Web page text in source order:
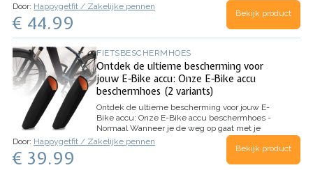
weerbestendige fietshoes, de perfecte oplossing
om je geliefde fiets te beschermen tegen alle…
Door: Happygetfit / Zakelijke pennen
€ 44.99 Bekijk product
FIETSBESCHERMHOES
Ontdek de ultieme bescherming voor
jouw E-Bike accu: Onze E-Bike accu
beschermhoes (2 variants)
Ontdek de ultieme bescherming voor jouw E-
Bike accu: Onze E-Bike accu beschermhoes -
Normaal Wanneer je de weg op gaat met je
elektrische fiets, wil je er zeker van zijn dat je
accu goed beschermd is tegen alle elementen.
Dat is waar onze E-bike accu beschermhoes in
Door: Happygetfit / Zakelijke pennen
€ 39.99 Bekijk product